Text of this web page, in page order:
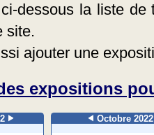
dessous la liste
site.
ajouter une
expositions
Octobre